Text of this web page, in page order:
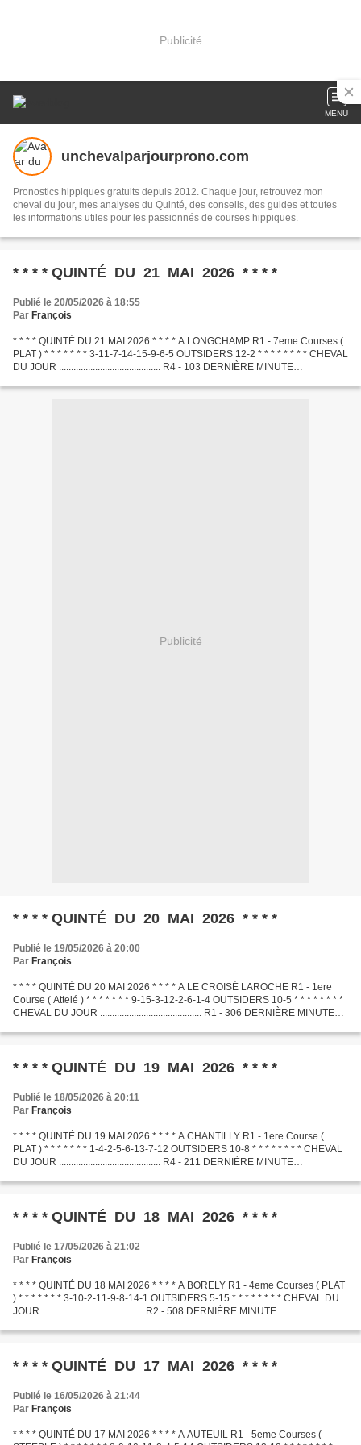
Publicité
MENU
unchevalparjourprono.com
Pronostics hippiques gratuits depuis 2012. Chaque jour, retrouvez mon
cheval du jour, mes analyses du Quinté, des conseils, des guides et toutes
les informations utiles pour les passionnés de courses hippiques.
* * * * QUINTÉ DU 21 MAI 2026 * * * *
Publié le 20/05/2026 à 18:55
Par François
* * * * QUINTÉ DU 21 MAI 2026 * * * * A LONGCHAMP R1 - 7eme Courses (
PLAT ) * * * * * * * 3-11-7-14-15-9-6-5 OUTSIDERS 12-2 * * * * * * * * CHEVAL
DU JOUR .......................................... R4 - 103 DERNIÈRE MINUTE
Publicité
* * * * QUINTÉ DU 20 MAI 2026 * * * *
Publié le 19/05/2026 à 20:00
Par François
* * * * QUINTÉ DU 20 MAI 2026 * * * * A LE CROISÉ LAROCHE R1 - 1ere
Course ( Attelé ) * * * * * * * 9-15-3-12-2-6-1-4 OUTSIDERS 10-5 * * * * * * * *
CHEVAL DU JOUR .......................................... R1 - 306 DERNIÈRE MINUTE
* * * * QUINTÉ DU 19 MAI 2026 * * * *
Publié le 18/05/2026 à 20:11
Par François
* * * * QUINTÉ DU 19 MAI 2026 * * * * A CHANTILLY R1 - 1ere Course (
PLAT ) * * * * * * * 1-4-2-5-6-13-7-12 OUTSIDERS 10-8 * * * * * * * * CHEVAL
DU JOUR .......................................... R4 - 211 DERNIÈRE MINUTE
* * * * QUINTÉ DU 18 MAI 2026 * * * *
Publié le 17/05/2026 à 21:02
Par François
* * * * QUINTÉ DU 18 MAI 2026 * * * * A BORELY R1 - 4eme Courses ( PLAT
) * * * * * * * 3-10-2-11-9-8-14-1 OUTSIDERS 5-15 * * * * * * * * CHEVAL DU
JOUR .......................................... R2 - 508 DERNIÈRE MINUTE
* * * * QUINTÉ DU 17 MAI 2026 * * * *
Publié le 16/05/2026 à 21:44
Par François
* * * * QUINTÉ DU 17 MAI 2026 * * * * A AUTEUIL R1 - 5eme Courses (